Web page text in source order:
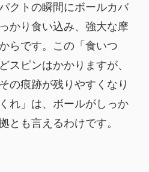
クトの瞬間にボールカバ
かり食い込み、強大な摩
らです。この「食いつ
スピンはかかりますが、
の痕跡が残りやすくなり
れ」は、ボールがしっか
とも言えるわけです。